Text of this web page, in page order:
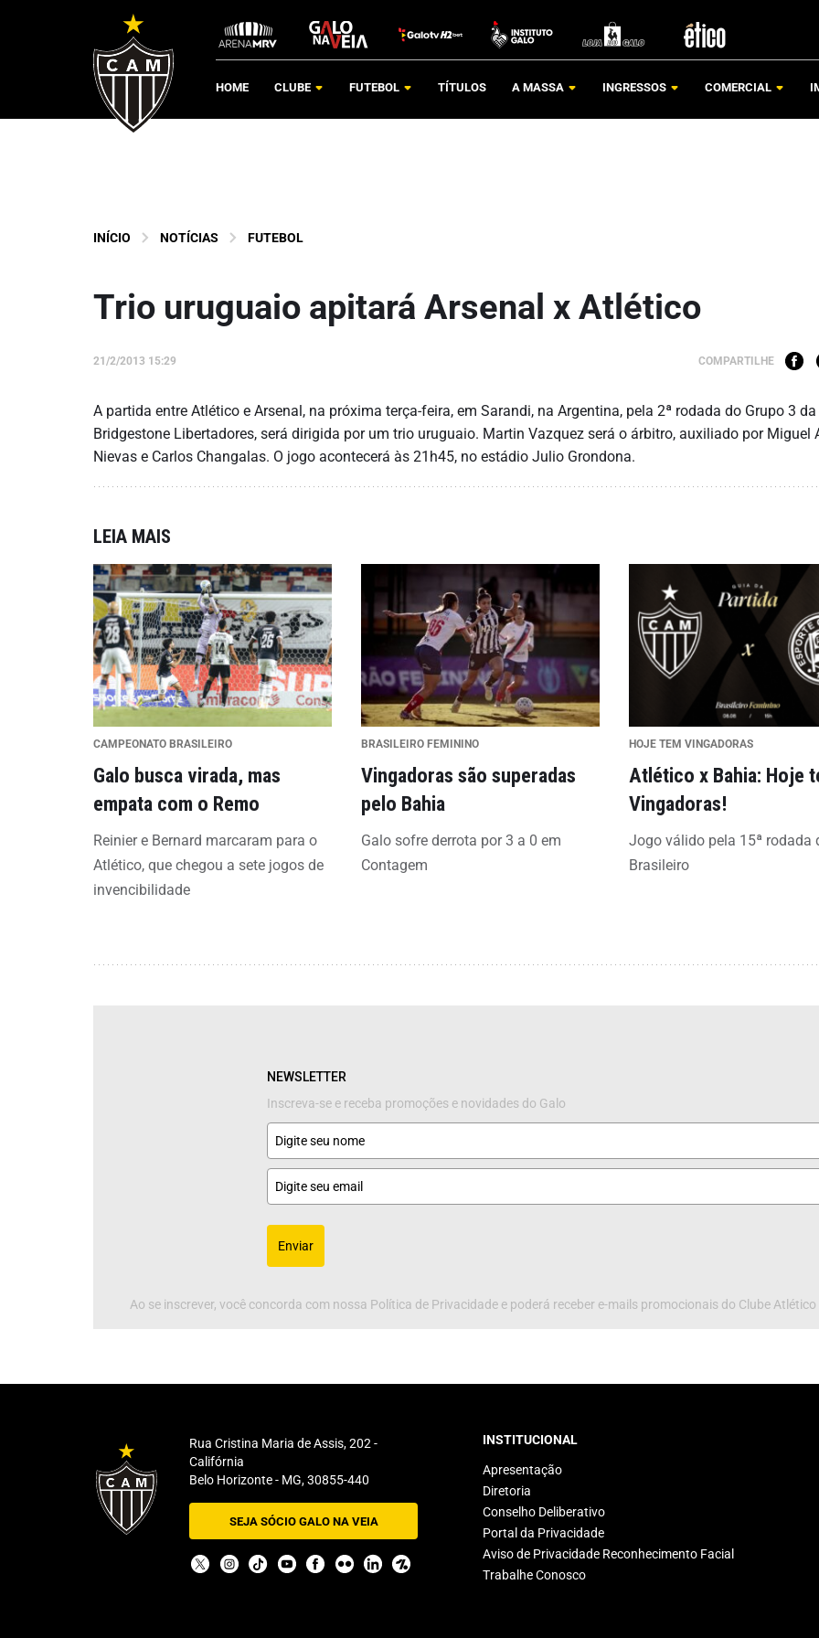
HOME CLUBE FUTEBOL TÍTULOS A MASSA INGRESSOS COMERCIAL
INÍCIO NOTÍCIAS FUTEBOL
Trio uruguaio apitará Arsenal x Atlético
21/2/2013 15:29 COMPARTILHE
A partida entre Atlético e Arsenal, na próxima terça-feira, em Sarandi, na Argentina, pela 2ª rodada do Grupo 3
Bridgestone Libertadores, será dirigida por um trio uruguaio. Martin Vazquez será o árbitro, auxiliado por Miguel
Nievas e Carlos Changalas. O jogo acontecerá às 21h45, no estádio Julio Grondona.
LEIA MAIS
CAMPEONATO BRASILEIRO
Galo busca virada, mas
empata com o Remo
Reinier e Bernard marcaram para o
Atlético, que chegou a sete jogos de
invencibilidade
BRASILEIRO FEMININO
Vingadoras são superadas
pelo Bahia
Galo sofre derrota por 3 a 0 em
Contagem
HOJE TEM VINGADORAS
Atlético x Bahia: Hoje
Vingadoras!
Jogo válido pela 15ª rodada
Brasileiro
NEWSLETTER
Inscreva-se e receba promoções e novidades do Galo
Enviar
Ao se inscrever, você concorda com nossa Política de Privacidade e poderá receber e-mails promocionais do Clube
Rua Cristina Maria de Assis, 202 -
Califórnia
Belo Horizonte - MG, 30855-440
SEJA SÓCIO GALO NA VEIA
INSTITUCIONAL
Apresentação
Diretoria
Conselho Deliberativo
Portal da Privacidade
Aviso de Privacidade Reconhecimento Facial
Trabalhe Conosco